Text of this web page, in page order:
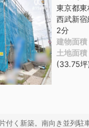
東京都東
西武新
2分
建物面積
土地面積
(33.75坪
付く新築。南向き並列駐